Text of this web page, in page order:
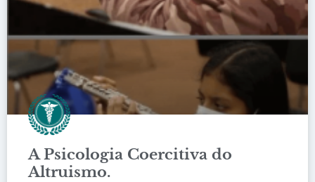
A Psicologia Coercitiva do
Altruismo.